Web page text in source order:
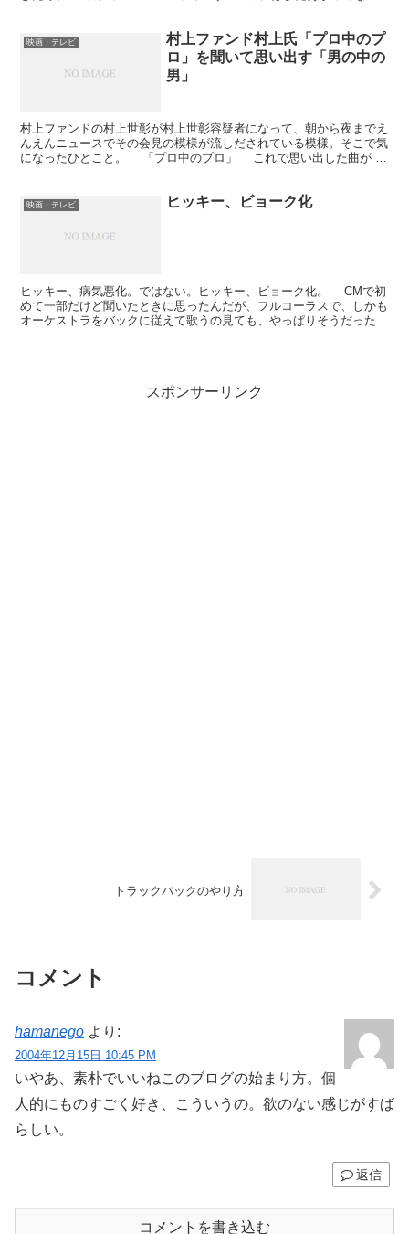
映画・テレビ
村上ファンド村上氏「プロ中のプ
ロ」を聞いて思い出す「男の中の
男」
村上ファンドの村上世彰が村上世彰容疑者になって、朝から夜までえ
んえんニュースでその会見の模様が流しだされている模様。そこで気
になったひとこと。 「プロ中のプロ」 これで思い出した曲が
映画・テレビ ヒッキー、ビョーク化
ヒッキー、病気悪化。ではない。ヒッキー、ビョーク化。 CMで初
めて一部だけど聞いたときに思ったんだが、フルコーラスで、しかも
オーケストラをバックに従えて歌うの見ても、やっぱりそうだったん
スポンサーリンク
トラックバックのやり方
コメント
hamanego より:
2004年12月15日 10:45 PM
いやあ、素朴でいいねこのブログの始まり方。個
人的にものすごく好き、こういうの。欲のない感じがすば
らしい。
返信
コメントを書き込む